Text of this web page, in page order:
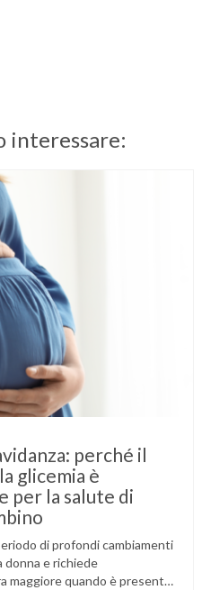
interessare:
perché il
glicemia è
per la salute di
di profondi cambiamenti
donna e richiede
maggiore quando è presente